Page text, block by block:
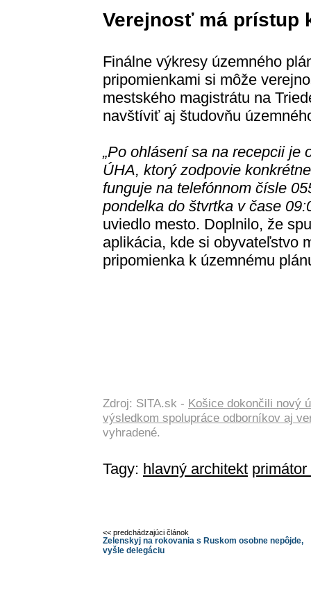
Verejnosť má prístup
Finálne výkresy územného
pripomienkami si môže
mestského magistrátu na
navštíviť aj študovňu
„Po ohlásení sa na recepcii je
ÚHA, ktorý zodpovie
funguje na telefónnom čísle
pondelka do štvrtka v čase
uviedlo mesto. Doplnilo, že
aplikácia, kde si obyvateľstvo
pripomienka k územnému
Zdroj: SITA.sk - Košice dokončili nový
výsledkom spolupráce odborníkov aj
vyhradené.
Tagy: hlavný architekt
<< predchádzajúci článok
Zelenskyj na rokovania s Ruskom osobne nepôjde,
vyšle delegáciu